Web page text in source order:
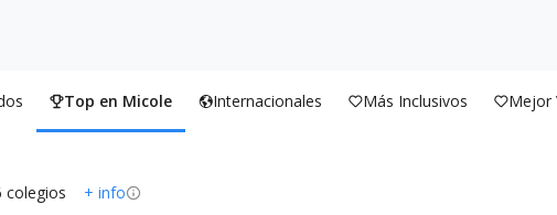
Top en Micole Internacionales Más Inclusivos Mejor
colegios + info